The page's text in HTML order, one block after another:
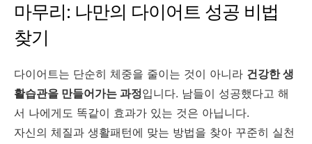
마무리: 나만의 다이어트 성공 비법
찾기
다이어트는 단순히 체중을 줄이는 것이 아니라 건강한 생
활습관을 만들어가는 과정입니다. 남들이 성공했다고 해
서 나에게도 똑같이 효과가 있는 것은 아닙니다.
자신의 체질과 생활패턴에 맞는 방법을 찾아 꾸준히 실천